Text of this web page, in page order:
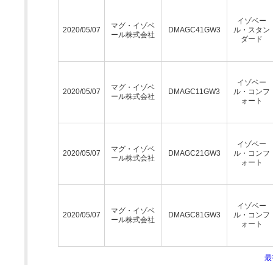
2020/05/07
マグ・イゾベ
ール株式会社
DMAGC41GW3
イゾベー
ル・スタン
ダード
2020/05/07
マグ・イゾベ
ール株式会社
DMAGC11GW3
イゾベー
ル・コンフ
ォート
2020/05/07
マグ・イゾベ
ール株式会社
DMAGC21GW3
イゾベー
ル・コンフ
ォート
2020/05/07
マグ・イゾベ
ール株式会社
DMAGC81GW3
イゾベー
ル・コンフ
ォート